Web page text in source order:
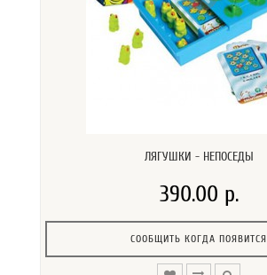
ЛЯГУШКИ - НЕПОСЕДЫ
390.00 р.
СООБЩИТЬ КОГДА ПОЯВИТСЯ